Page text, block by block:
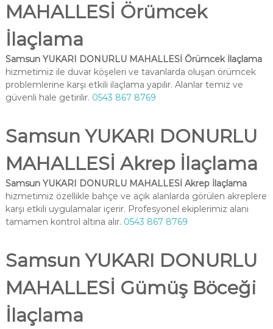
MAHALLESİ Örümcek
İlaçlama
Samsun YUKARI DONURLU MAHALLESİ Örümcek İlaçlama
hizmetimiz ile duvar köşeleri ve tavanlarda oluşan örümcek
problemlerine karşı etkili ilaçlama yapılır. Alanlar temiz ve
güvenli hale getirilir. 0543 867 8769
Samsun YUKARI DONURLU
MAHALLESİ Akrep İlaçlama
Samsun YUKARI DONURLU MAHALLESİ Akrep İlaçlama
hizmetimiz özellikle bahçe ve açık alanlarda görülen akreplere
karşı etkili uygulamalar içerir. Profesyonel ekiplerimiz alanı
tamamen kontrol altına alır. 0543 867 8769
Samsun YUKARI DONURLU
MAHALLESİ Gümüş Böceği
İlaçlama